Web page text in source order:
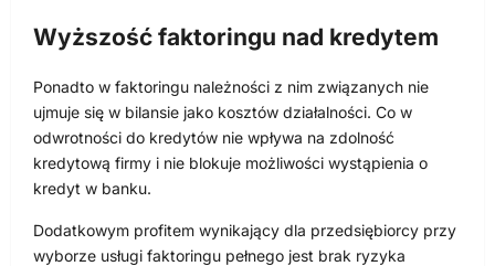
Wyższość faktoringu nad kredytem
Ponadto w faktoringu należności z nim związanych nie
ujmuje się w bilansie jako kosztów działalności. Co w
odwrotności do kredytów nie wpływa na zdolność
kredytową firmy i nie blokuje możliwości wystąpienia o
kredyt w banku.
Dodatkowym profitem wynikający dla przedsiębiorcy przy
wyborze usługi faktoringu pełnego jest brak ryzyka